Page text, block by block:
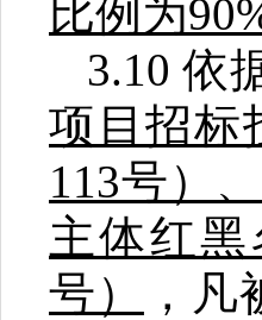
比例为90
3.10 依
项目招标
113号）
主体红
号）
，